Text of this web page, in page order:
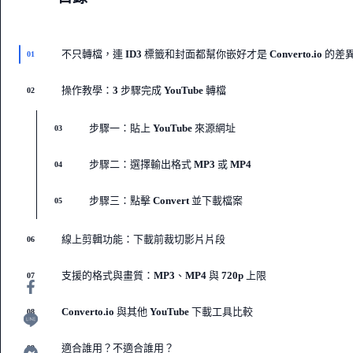
01 不只轉檔，連 ID3 標籤和封面都幫你嵌好才是 Converto.io 的差
02 操作教學：3 步驟完成 YouTube 轉檔
03 步驟一：貼上 YouTube 來源網址
04 步驟二：選擇輸出格式 MP3 或 MP4
05 步驟三：點擊 Convert 並下載檔案
06 線上剪輯功能：下載前裁切影片片段
07 支援的格式與畫質：MP3、MP4 與 720p 上限
08 Converto.io 與其他 YouTube 下載工具比較
09 適合誰用？不適合誰用？